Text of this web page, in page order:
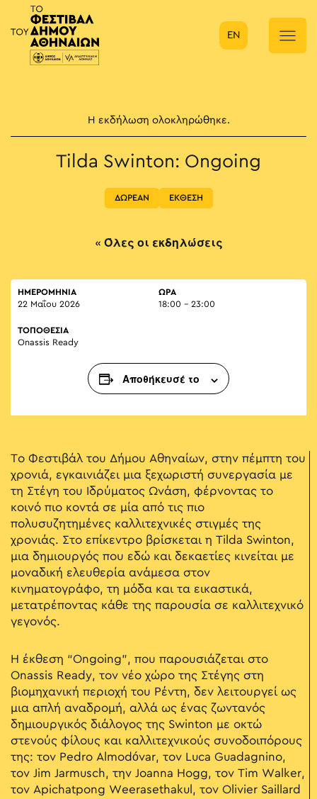
Κύρια πλοήγηση
EN
Η εκδήλωση ολοκληρώθηκε.
Tilda Swinton: Ongoing
ΔΩΡΕΑΝ ΕΚΘΕΣΗ
« Όλες οι εκδηλώσεις
ΗΜΕΡΟΜΗΝΙΑ
22 Μαΐου 2026
ΏΡΑ
18:00 - 23:00
ΤΟΠΟΘΕΣΙΑ
Onassis Ready
Αποθήκευσέ το
Το Φεστιβάλ του Δήμου Αθηναίων, στην πέμπτη του
χρονιά, εγκαινιάζει μια ξεχωριστή συνεργασία με
τη Στέγη του Ιδρύματος Ωνάση, φέρνοντας το
κοινό πιο κοντά σε μία από τις πιο
πολυσυζητημένες καλλιτεχνικές στιγμές της
χρονιάς. Στο επίκεντρο βρίσκεται η Tilda Swinton,
μια δημιουργός που εδώ και δεκαετίες κινείται με
μοναδική ελευθερία ανάμεσα στον
κινηματογράφο, τη μόδα και τα εικαστικά,
μετατρέποντας κάθε της παρουσία σε καλλιτεχνικό
γεγονός.
Η έκθεση “Ongoing”, που παρουσιάζεται στο
Onassis Ready, τον νέο χώρο της Στέγης στη
βιομηχανική περιοχή του Ρέντη, δεν λειτουργεί ως
μια απλή αναδρομή, αλλά ως ένας ζωντανός
δημιουργικός διάλογος της Swinton με οκτώ
στενούς φίλους και καλλιτεχνικούς συνοδοιπόρους
της: τον Pedro Almodóvar, τον Luca Guadagnino,
τον Jim Jarmusch, την Joanna Hogg, τον Tim Walker,
τον Apichatpong Weerasethakul, τον Olivier Saillard